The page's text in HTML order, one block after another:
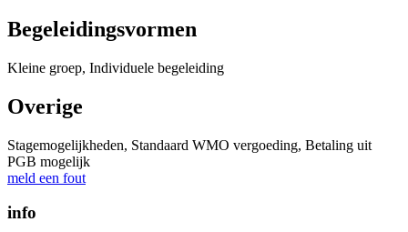
Begeleidingsvormen
Kleine groep, Individuele begeleiding
Overige
Stagemogelijkheden, Standaard WMO vergoeding, Betaling uit
PGB mogelijk
meld een fout
info